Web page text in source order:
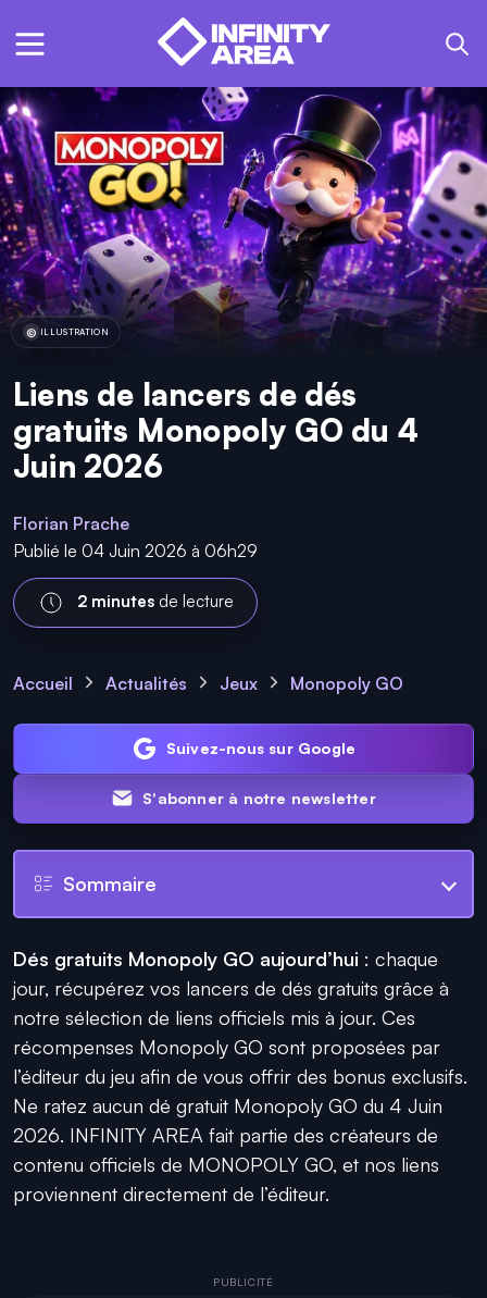
ILLUSTRATION
Liens de lancers de dés
gratuits Monopoly GO du 4
Juin 2026
Florian Prache
Publié le 04 Juin 2026 à 06h29
2 minutesde lecture
Accueil Actualités Jeux Monopoly GO
Suivez-nous sur Google
S'abonner à notre newsletter
Sommaire
Dés gratuits Monopoly GO aujourd’hui : chaque
jour, récupérez vos lancers de dés gratuits grâce à
notre sélection de liens officiels mis à jour. Ces
récompenses Monopoly GO sont proposées par
l’éditeur du jeu afin de vous offrir des bonus exclusifs.
Ne ratez aucun dé gratuit Monopoly GO du 4 Juin
2026. INFINITY AREA fait partie des créateurs de
contenu officiels de MONOPOLY GO, et nos liens
proviennent directement de l’éditeur.